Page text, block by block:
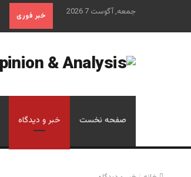
جمعه, آگوست 7 2026 خبر فوری
صفحه نخست خبر و دیدگاه